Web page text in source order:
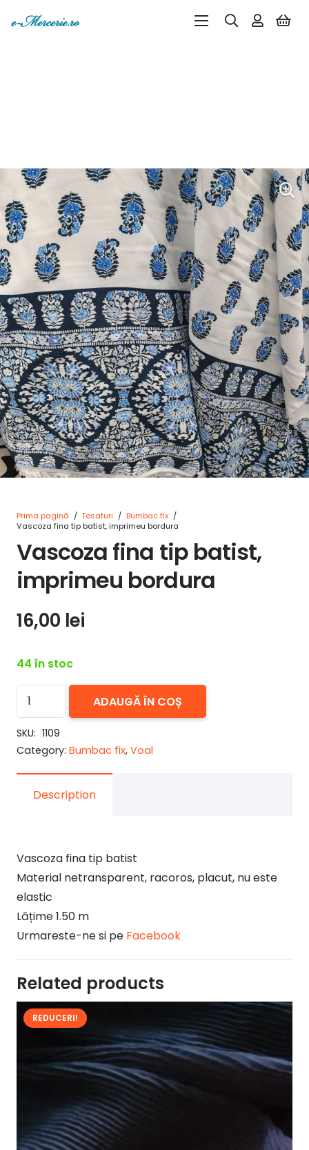
Prima pagină / Tesaturi / Bumbac fix /
Vascoza fina tip batist, imprimeu bordura
Vascoza fina tip batist,
imprimeu bordura
16,00 lei
44 în stoc
Cantitate
Vascoza
fina
tip
batist,
imprimeu
ADAUGĂ ÎN COȘ
SKU: 1109
Category: Bumbac fix, Voal
Description
Vascoza fina tip batist
Material netransparent, racoros, placut, nu este
elastic
Lățime 1.50 m
Urmareste-ne si pe Facebook
Related products
REDUCERI!